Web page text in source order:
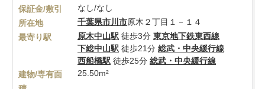
保証金/敷引
なし/なし
所在地
千葉県市川市原木２丁目１－１４
最寄り駅
原木中山駅 徒歩3分 東京地下鉄東西線
下総中山駅 徒歩21分 総武・中央緩行線
西船橋駅 徒歩25分 総武・中央緩行線
建物/専有面
25.50m²